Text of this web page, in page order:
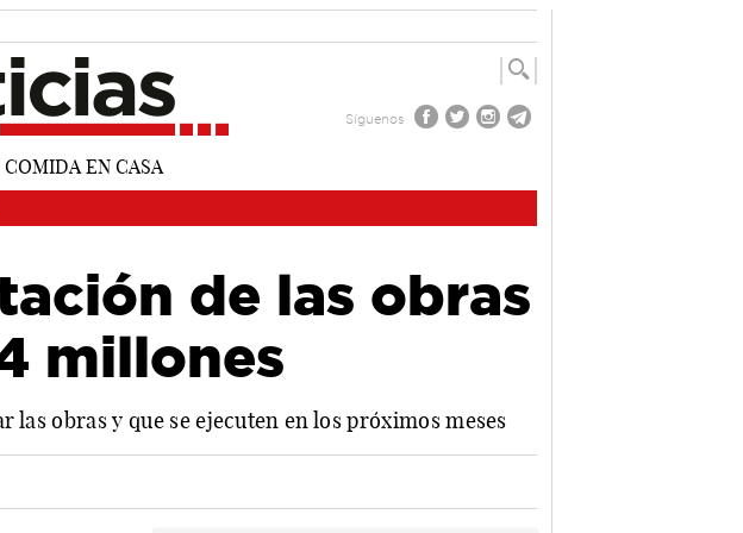
Síguenos
de las obras
millones
las obras y que se ejecuten en los próximos meses